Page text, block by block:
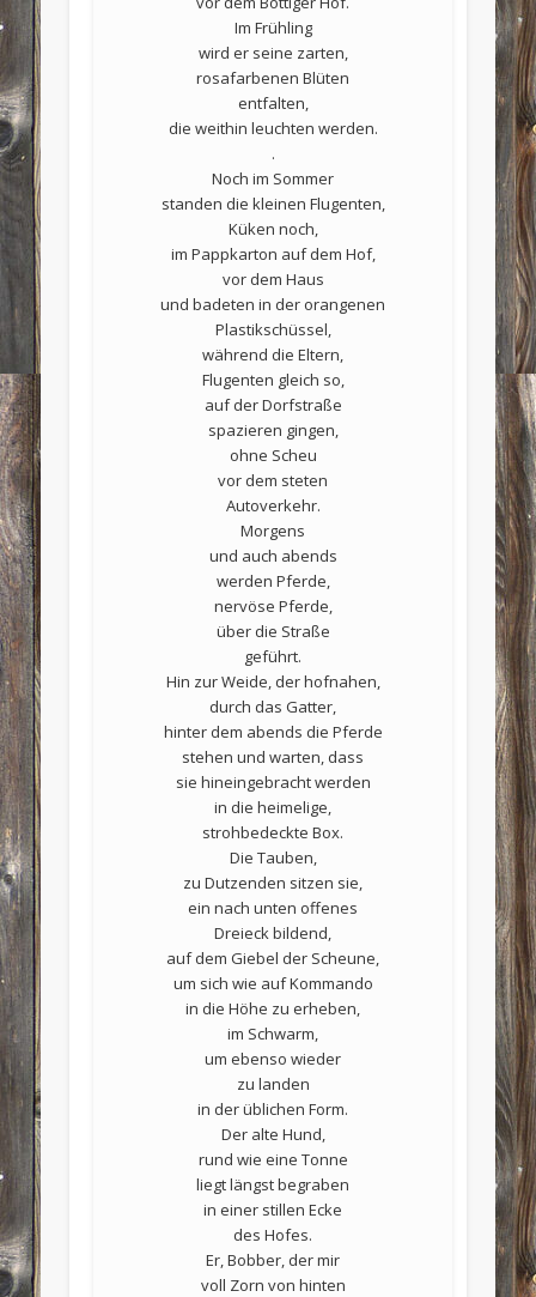
Im Frühling
wird er seine zarten,
rosafarbenen Blüten
entfalten,
die weithin leuchten werden.
.
Noch im Sommer
standen die kleinen Flugenten,
Küken noch,
im Pappkarton auf dem Hof,
vor dem Haus
und badeten in der orangenen
Plastikschüssel,
während die Eltern,
Flugenten gleich so,
auf der Dorfstraße
spazieren gingen,
ohne Scheu
vor dem steten
Autoverkehr.
Morgens
und auch abends
werden Pferde,
nervöse Pferde,
über die Straße
geführt.
Hin zur Weide, der hofnahen,
durch das Gatter,
hinter dem abends die Pferde
stehen und warten, dass
sie hineingebracht werden
in die heimelige,
strohbedeckte Box.
Die Tauben,
zu Dutzenden sitzen sie,
ein nach unten offenes
Dreieck bildend,
auf dem Giebel der Scheune,
um sich wie auf Kommando
in die Höhe zu erheben,
im Schwarm,
um ebenso wieder
zu landen
in der üblichen Form.
Der alte Hund,
rund wie eine Tonne
liegt längst begraben
in einer stillen Ecke
des Hofes.
Er, Bobber, der mir
voll Zorn von hinten